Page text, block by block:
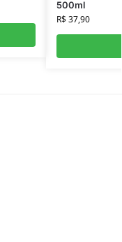
500ml
R$37,90